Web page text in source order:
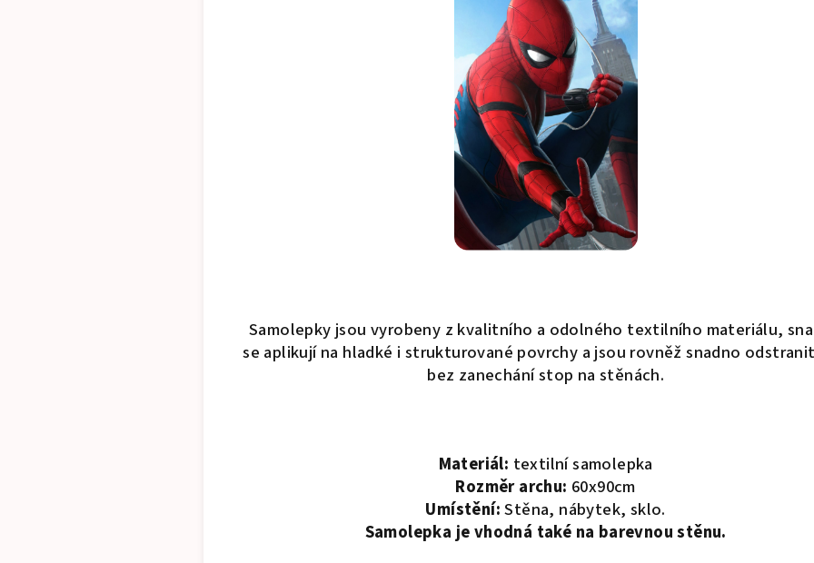
Samolepky jsou vyrobeny z kvalitního a odolného textilního materiálu,
se aplikují na hladké i strukturované povrchy a jsou rovněž snadno
bez zanechání stop na stěnách.
Materiál: textilní samolepka
Rozměr archu: 60x90cm
Umístění:Stěna, nábytek, sklo.
Samolepka je vhodná také na barevnou stěnu.